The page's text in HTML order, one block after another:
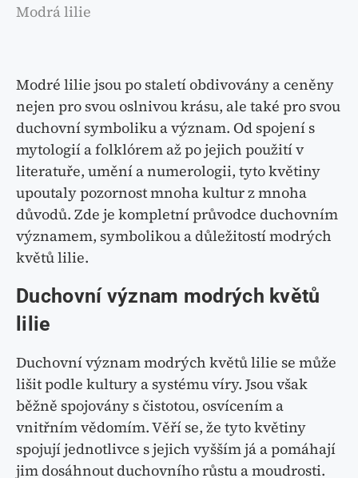
Modrá lilie
Modré lilie jsou po staletí obdivovány a ceněny
nejen pro svou oslnivou krásu, ale také pro svou
duchovní symboliku a význam. Od spojení s
mytologií a folklórem až po jejich použití v
literatuře, umění a numerologii, tyto květiny
upoutaly pozornost mnoha kultur z mnoha
důvodů. Zde je kompletní průvodce duchovním
významem, symbolikou a důležitostí modrých
květů lilie.
Duchovní význam modrých květů
lilie
Duchovní význam modrých květů lilie se může
lišit podle kultury a systému víry. Jsou však
běžně spojovány s čistotou, osvícením a
vnitřním vědomím. Věří se, že tyto květiny
spojují jednotlivce s jejich vyšším já a pomáhají
jim dosáhnout duchovního růstu a moudrosti.